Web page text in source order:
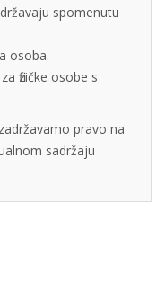
spomenutu
osoba.
fizičke osobe s
pravo na
sadržaju